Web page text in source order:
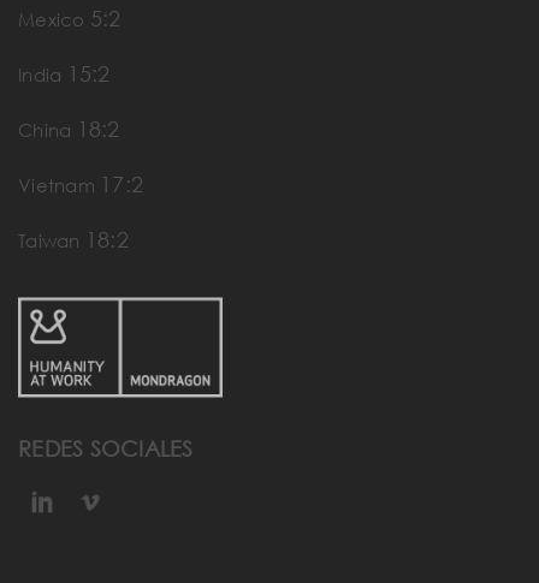
Mexico 5:2
India 15:2
China 18:2
Vietnam 17:2
Taiwan 18:2
REDES SOCIALES